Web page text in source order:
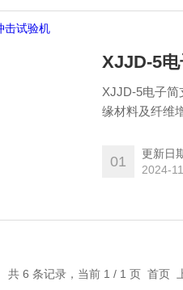
XJJD-5
XJJD-5电子简
缘材料及纤维
01
更新日
2024-
共 6 条记录，当前 1 / 1 页 首页